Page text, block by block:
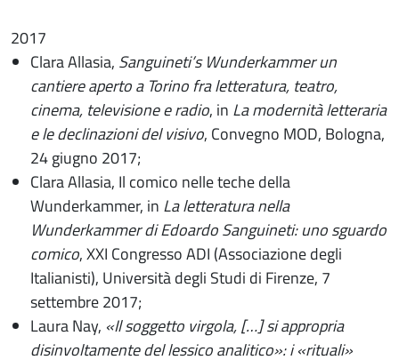
2017
Clara Allasia, Sanguineti’s Wunderkammer un
cantiere aperto a Torino fra letteratura, teatro,
cinema, televisione e radio, in La modernità letteraria
e le declinazioni del visivo, Convegno MOD, Bologna,
24 giugno 2017;
Clara Allasia, Il comico nelle teche della
Wunderkammer, in La letteratura nella
Wunderkammer di Edoardo Sanguineti: uno sguardo
comico, XXI Congresso ADI (Associazione degli
Italianisti), Università degli Studi di Firenze, 7
settembre 2017;
Laura Nay, «Il soggetto virgola, […] si appropria
disinvoltamente del lessico analitico»: i «rituali»